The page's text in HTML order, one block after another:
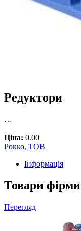
Редуктори
…
Ціна: 0.00
Рокко, ТОВ
Інформація
Товари фірми
Перегляд